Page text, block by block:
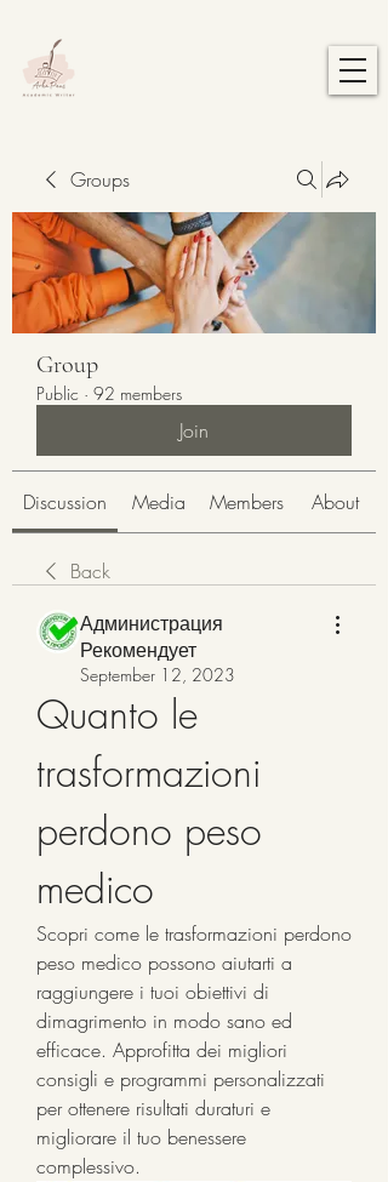
Groups
Group
Public · 92 members
Join
Discussion Media Members About
Back
Администрация
Рекомендует
September 12, 2023
Quanto le
trasformazioni
perdono peso
medico
Scopri come le trasformazioni perdono
peso medico possono aiutarti a
raggiungere i tuoi obiettivi di
dimagrimento in modo sano ed
efficace. Approfitta dei migliori
consigli e programmi personalizzati
per ottenere risultati duraturi e
migliorare il tuo benessere
complessivo.